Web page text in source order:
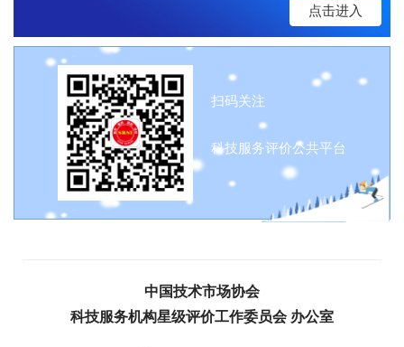
点击进入
扫码关注
科技服务评价公共平台
中国技术市场协会
科技服务机构星级评价工作委员会 办公室